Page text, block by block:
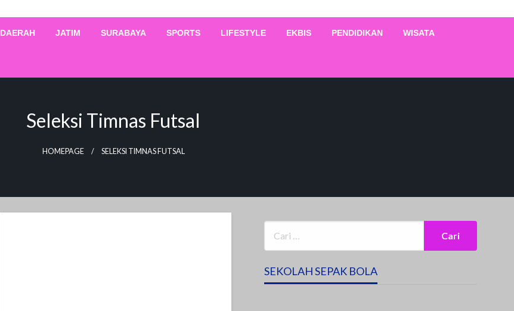
DAERAH JATIM SURABAYA SPORTS LIFESTYLE EKBIS PENDIDIKAN WISATA
Seleksi Timnas Futsal
HOMEPAGE SELEKSI TIMNAS FUTSAL
SEKOLAH SEPAK BOLA